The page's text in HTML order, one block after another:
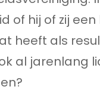
of hij of zij
heeft als
al jarenlang